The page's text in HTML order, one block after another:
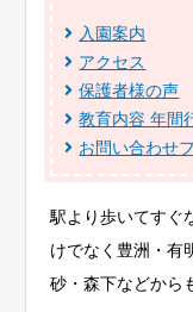
入園案内
アクセス
保護者様の声
教育内容 年間
お問い合わせ
駅より歩いてすぐ
けでなく豊洲・有
砂・森下などから